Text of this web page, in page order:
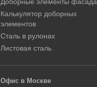
Калькулятор доборных
элементов
Сталь в рулонах
Листовая сталь
Офис в Москве